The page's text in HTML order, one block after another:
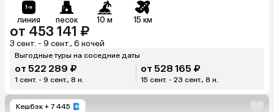
линия песок 10 м 15 км
от 453 141 ₽
3 сент. - 9 сент., 6 ночей
Выгодные туры на соседние даты
от 522 289 ₽
1 сент. - 9 сент., 8 н.
от 528 165 ₽
15 сент. - 23 сент., 8 н.
Кешбэк + 7 445